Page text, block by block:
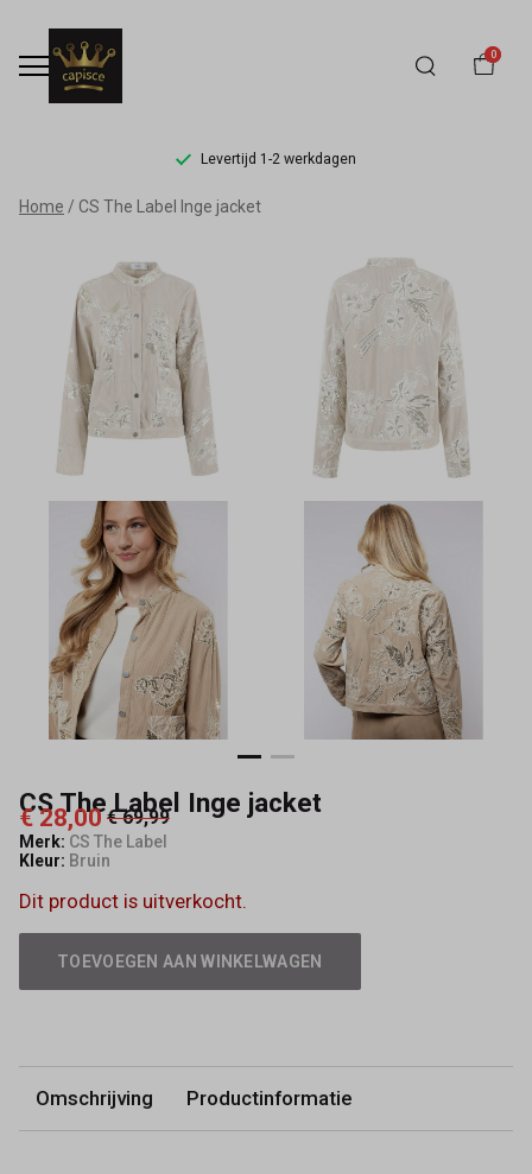
0
Levertijd 1-2 werkdagen
CS
Label
Inge
jacket
Capisce
Mode
Home CS The Label Inge jacket
CS The Label Inge jacket
€ 28,00 € 69,99
Merk: CS The Label
Kleur: Bruin
Dit product is uitverkocht.
TOEVOEGEN AAN WINKELWAGEN
Omschrijving Productinformatie